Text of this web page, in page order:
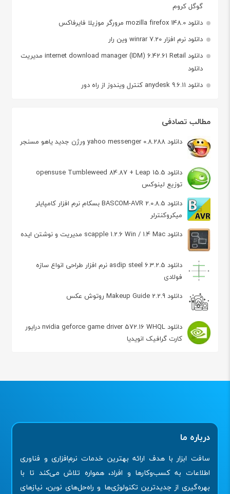
گوگل کروم
دانلود mozilla firefox 148.0 مرورگر موزیلا فایرفاکس
دانلود نرم افزار winrar 7.20 وین رار
دانلود internet download manager (IDM) 6.42.61 Retail مدیریت
دانلود
دانلود anydesk 9.6.11 کنترل ویندوز از راه دور
مطالب تصادفی
دانلود yahoo messenger 0.8.288 ورژن جدید یاهو مسنجر
دانلود opensuse Tumbleweed 84.87 + Leap 15.5
توزیع لینوکس
دانلود BASCOM-AVR 2.0.8.5 بسکام نرم افزار کامپایلر
میکروکنترلر
دانلود scapple 1.2.6 Win / 1.4 Mac مدیریت و نوشتن ایده
دانلود asdip steel 6.3.2.5 نرم افزار طراحی انواع سازه
فولادی
دانلود Makeup Guide 2.2.9 روتوش عکس
دانلود nvidia geforce game driver 572.16 WHQL درایور
کارت گرافیک انویدیا
درباره ما
سافت ابزار با هدف ارائه بهترین خدمات نرم‌افزاری و فناوری
اطلاعات به کسب‌وکارها و افراد، همواره تلاش می‌کند تا با
بهره‌گیری از جدیدترین تکنولوژی‌ها و راه‌حل‌های نوین، نیازهای